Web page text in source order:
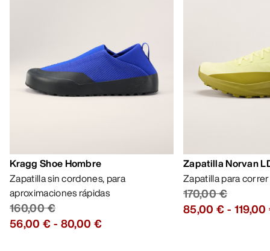
Kragg Shoe Hombre
Zapatilla sin cordones, para
aproximaciones rápidas
160,00 €
56,00 €- 80,00 €
Zapatilla Norvan
Zapatilla para
170,00 €
85,00 €-